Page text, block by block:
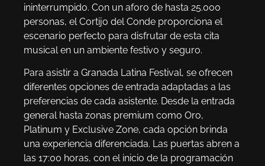
ininterrumpido. Con un aforo de hasta 25.000
personas, el Cortijo del Conde proporciona el
escenario perfecto para disfrutar de esta cita
musical en un ambiente festivo y seguro.
Para asistir a Granada Latina Festival, se ofrecen
diferentes opciones de entrada adaptadas a las
preferencias de cada asistente. Desde la entrada
general hasta zonas premium como Oro,
Platinum y Exclusive Zone, cada opción brinda
una experiencia diferenciada. Las puertas abren a
las 17:00 horas, con el inicio de la programación